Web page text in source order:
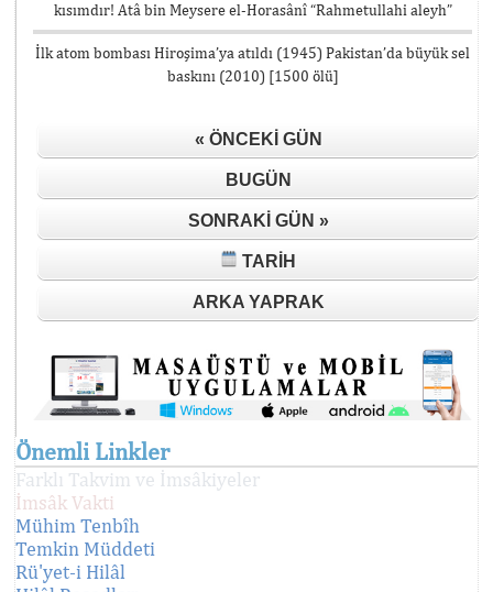
kısımdır! Atâ bin Meysere el-Horasânî “Rahmetullahi aleyh”
İlk atom bombası Hiroşima’ya atıldı (1945) Pakistan’da büyük sel
baskını (2010) [1500 ölü]
« ÖNCEKI GÜN
BUGÜN
SONRAKI GÜN »
TARIH
ARKA YAPRAK
Önemli Linkler
Farklı Takvim ve İmsâkiyeler
İmsâk Vakti
Mühim Tenbîh
Temkin Müddeti
Rü'yet-i Hilâl